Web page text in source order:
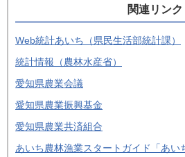
関連リンク
Web統計あいち（県民生活部統計課）
統計情報（農林水産省）
愛知県農業会議
愛知県農業振興基金
愛知県農業共済組合
あいち農林漁業スタートガイド「あい